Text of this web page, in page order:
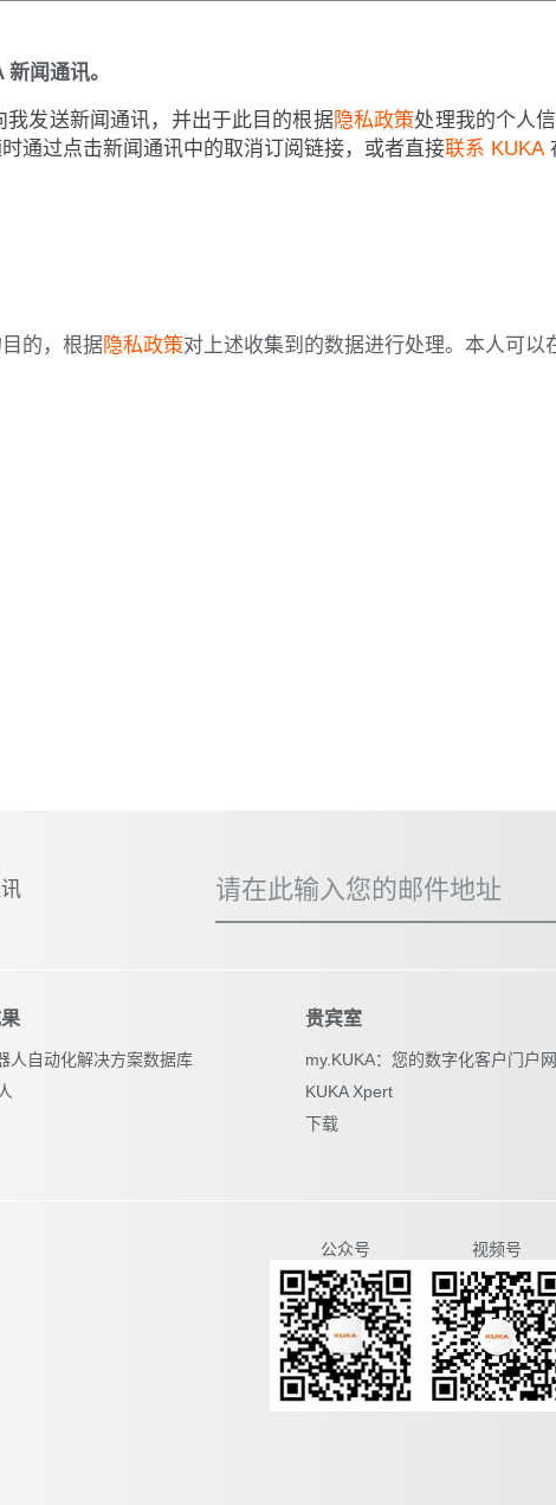
闻通讯。
发送新闻通讯，并出于此目的根据隐私政策处理我的个人
通过点击新闻通讯中的取消订阅链接，或者直接联系 KUKA
的，根据隐私政策对上述收集到的数据进行处理。本人可以
请在此输入您的邮件地址
人自动化解决方案数据库
贵宾室
my.KUKA：您的数字化客户门户
KUKA Xpert
下载
公众号 视频号